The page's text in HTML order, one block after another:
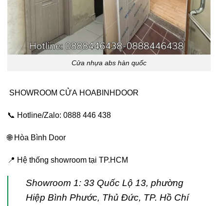
Cửa nhựa abs hàn quốc
SHOWROOM CỬA HOABINHDOOR
📞 Hotline/Zalo: 0888 446 438
🌐 Hòa Bình Door
📍 Hệ thống showroom tại TP.HCM
Showroom 1: 33 Quốc Lộ 13, phường
Hiệp Bình Phước, Thủ Đức, TP. Hồ Chí